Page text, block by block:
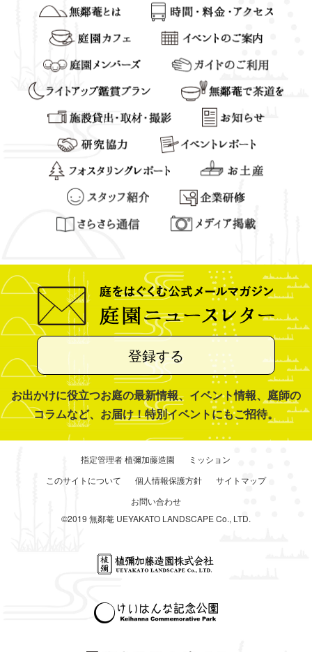
登録する
お出かけに役立つお庭の最新情報、イベント情報、庭師の
コラムなど、お届け！特別イベントにもご招待。
指定管理者 植彌加藤造園
ミッション
このサイトについて
個人情報保護方針
サイトマップ
お問い合わせ
©2019 無鄰菴 UEYAKATO LANDSCAPE Co., LTD.